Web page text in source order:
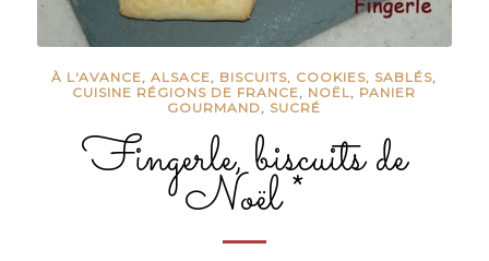
À L'AVANCE,ALSACE, BISCUITS, COOKIES, SABLÉS,
CUISINE RÉGIONS DE FRANCE, NOËL, PANIER
GOURMAND, SUCRÉ
Fingerle, biscuits de
Noël *